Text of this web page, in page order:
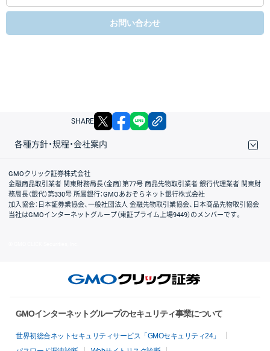
お問い合わせ
SHARE X facebook
各種方針・規程・会社案内
取引規程・約款
サイトマップ
その他のご案内
個人情報保護方針
最良執行方針
サイトのご利用について
ディスクレイマー
信託保全
リスク説明
会社案内
GMOクリック証券株式会社
金融商品取引業者 関東財務局長（金商）第77号 商品先物取引業者 銀行代理業者 関東財
務局長（銀代）第330号 所属銀行：GMOあおぞらネット銀行株式会社
加入協会：日本証券業協会、一般社団法人 金融先物取引業協会、日本商品先物取引協会
当社はGMOインターネットグループ（東証プライム上場9449）のメンバーです。
GMOインターネットグループのセキュリティ事業について
世界初総合ネットセキュリティサービス「GMOセキュリティ24」